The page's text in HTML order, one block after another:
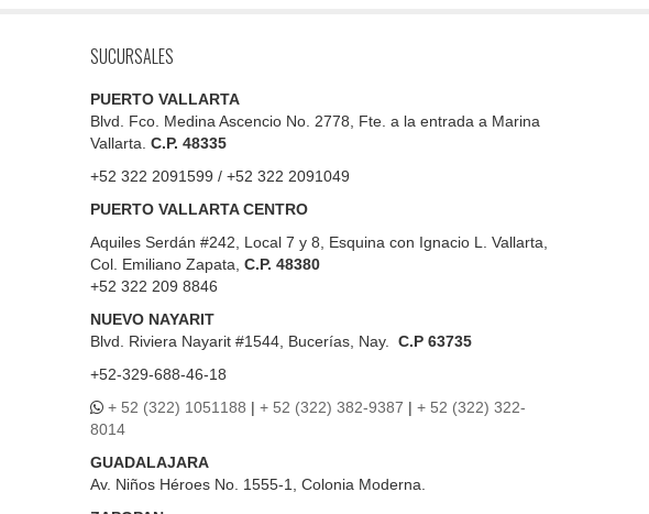
SUCURSALES
PUERTO VALLARTA
Blvd. Fco. Medina Ascencio No. 2778, Fte. a la entrada a Marina
Vallarta. C.P. 48335
+52 322 2091599 / +52 322 2091049
PUERTO VALLARTA CENTRO
Aquiles Serdán #242, Local 7 y 8, Esquina con Ignacio L. Vallarta,
Col. Emiliano Zapata, C.P. 48380
+52 322 209 8846
NUEVO NAYARIT
Blvd.
Riviera Nayarit #1544, Bucerías, Nay. C.P 63735
+52-329-688-46-18
+ 52 (322) 1051188 | + 52 (322) 382-9387 | + 52 (322) 322-
8014
GUADALAJARA
Av. Niños Héroes No. 1555-1, Colonia Moderna.